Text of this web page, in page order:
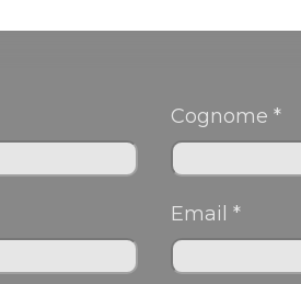
Cognome *
Email *